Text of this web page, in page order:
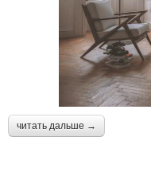
читать дальше →